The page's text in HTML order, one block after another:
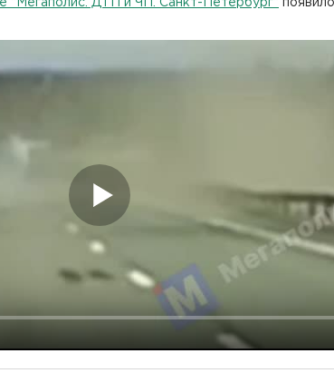
"Мегаполис. ДТП и ЧП. Санкт-Петербург"